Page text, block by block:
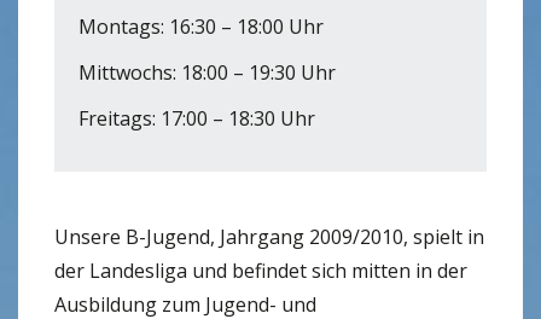
Montags: 16:30 – 18:00 Uhr
Mittwochs: 18:00 – 19:30 Uhr
Freitags: 17:00 – 18:30 Uhr
Unsere B-Jugend, Jahrgang 2009/2010, spielt in
der Landesliga und befindet sich mitten in der
Ausbildung zum Jugend- und